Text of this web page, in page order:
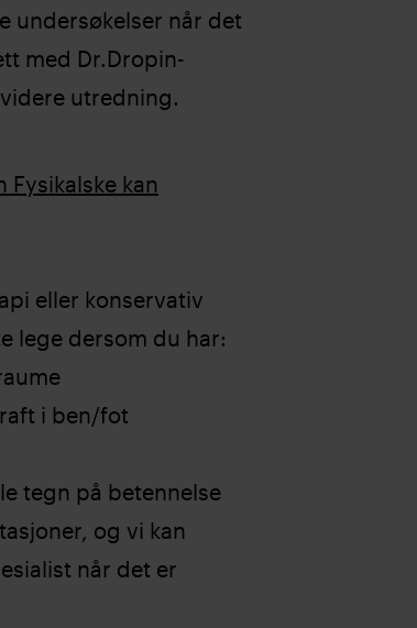
undersøkelser når det
med Dr.Dropin-
utredning.
Fysikalske kan
eller konservativ
lege dersom du har:
i ben/fot
tegn på betennelse
og vi kan
når det er